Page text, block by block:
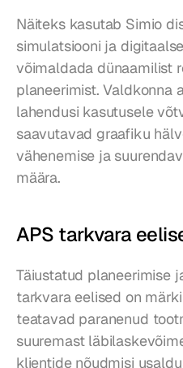
Näiteks kasutab Simio
simulatsiooni ja
võimaldada dünaamilist
planeerimist. Valdkonna
lahendusi kasutusele
saavutavad graafiku
vähenemise ja
määra.
APS tarkvara
Täiustatud planeerimise
tarkvara eelised on
teatavad paranenud
suuremast
klientide nõudmisi